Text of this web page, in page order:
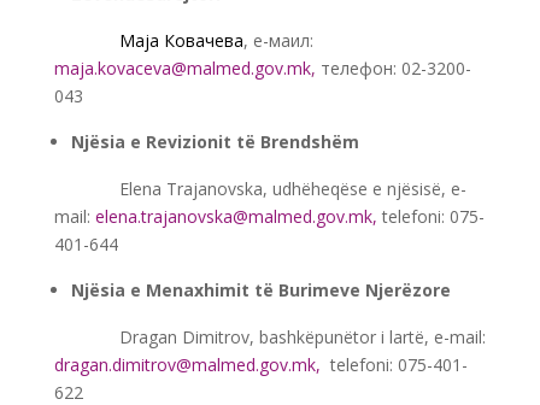
Маја Ковачева, е-маил:
maja.kovaceva@malmed.gov.mk, телефон: 02-3200-
043
Njësia e Revizionit të Brendshëm
Elena Trajanovska, udhëheqëse e njësisë, e-
mail: elena.trajanovska@malmed.gov.mk, telefoni: 075-
401-644
Njësia e Menaxhimit të Burimeve Njerëzore
Dragan Dimitrov, bashkëpunëtor i lartë, e-mail:
dragan.dimitrov@malmed.gov.mk, telefoni: 075-401-
622